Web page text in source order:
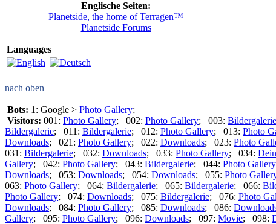
Englische Seiten:
Planetside, the home of Terragen™
Planetside Forums
Languages
nach oben
Bots: 1: Google > Photo Gallery;
Visitors: 001: Photo Gallery; 002: Photo Gallery; 003: Bildergalerie
Bildergalerie; 011: Bildergalerie; 012: Photo Gallery; 013: Photo
Downloads; 021: Photo Gallery; 022: Downloads; 023: Photo
031: Bildergalerie; 032: Downloads; 033: Photo Gallery; 034:
Gallery; 042: Photo Gallery; 043: Bildergalerie; 044: Photo Gallery
Downloads; 053: Downloads; 054: Downloads; 055: Photo
063: Photo Gallery; 064: Bildergalerie; 065: Bildergalerie; 066:
Photo Gallery; 074: Downloads; 075: Bildergalerie; 076: Photo
Downloads; 084: Photo Gallery; 085: Downloads; 086:
Gallery; 095: Photo Gallery; 096: Downloads; 097: Movie; 098: